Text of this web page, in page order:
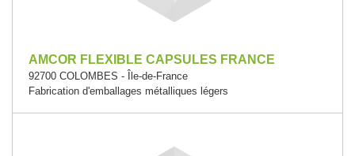
AMCOR FLEXIBLE CAPSULES FRANCE
92700 COLOMBES - Île-de-France
Fabrication d'emballages métalliques légers